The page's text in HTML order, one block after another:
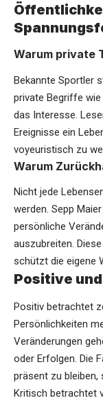
Warum private
Bekannte Sportler
private Begriffe
das Interesse.
Ereignisse ein
voyeuristisch zu
Warum
Nicht jede
werden. Sepp
persönliche
auszubreiten.
schützt die eigene
Positive
Positiv betrachtet
Persönlichkeiten
Veränderungen
oder Erfolgen. Die
präsent zu bleiben,
Kritisch betrachtet